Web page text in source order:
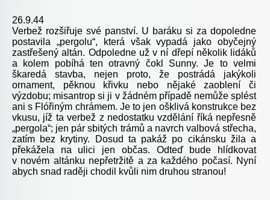
26.9.44
Verbež rozšiřuje své panství. U baráku si za dopoledne
postavila „pergolu“, která však vypadá jako obyčejný
zastřešený altán. Odpoledne už v ní dřepí několik lidáků
a kolem pobíhá ten otravný čokl Sunny. Je to velmi
škaredá stavba, nejen proto, že postrádá jakýkoli
ornament, pěknou křivku nebo nějaké zaoblení či
výzdobu; misantrop si ji v žádném případě nemůže splést
ani s Flóřiným chrámem. Je to jen ošklivá konstrukce bez
vkusu, jíž ta verbež z nedostatku vzdělání říká nepřesně
„pergola“; jen pár sbitých trámů a navrch valbová střecha,
zatím bez krytiny. Dosud ta pakáž po cikánsku žila a
překážela na ulici jen občas. Odteď bude hlídkovat
v novém altánku nepřetržitě a za každého počasí. Nyní
abych snad raději chodil kvůli nim druhou stranou!